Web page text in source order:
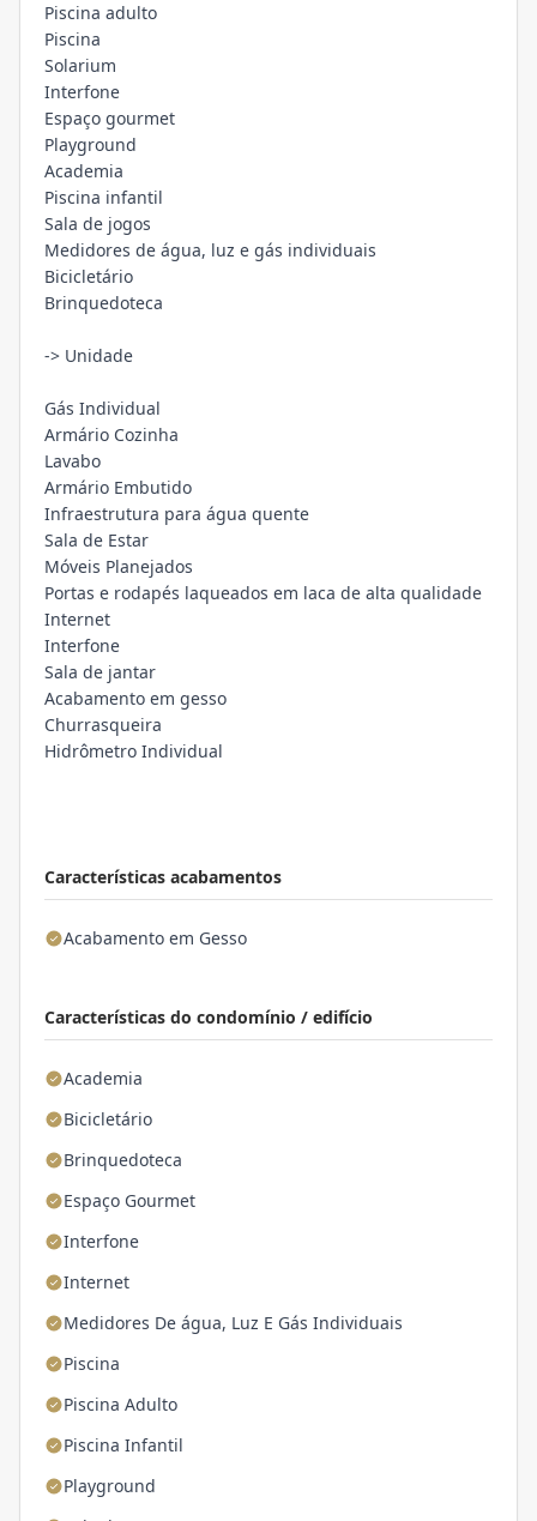
Características acabamentos
Acabamento em Gesso
Características do condomínio / edifício
Academia
Bicicletário
Brinquedoteca
Espaço Gourmet
Interfone
Internet
Medidores De água, Luz E Gás Individuais
Piscina
Piscina Adulto
Piscina Infantil
Playground
Piscina adulto
Piscina
Solarium
Interfone
Espaço gourmet
Playground
Academia
Piscina infantil
Sala de jogos
Medidores de água, luz e gás individuais
Bicicletário
Brinquedoteca
-> Unidade
Gás Individual
Armário Cozinha
Lavabo
Armário Embutido
Infraestrutura para água quente
Sala de Estar
Móveis Planejados
Portas e rodapés laqueados em laca de alta qualidade
Internet
Interfone
Sala de jantar
Acabamento em gesso
Churrasqueira
Hidrômetro Individual